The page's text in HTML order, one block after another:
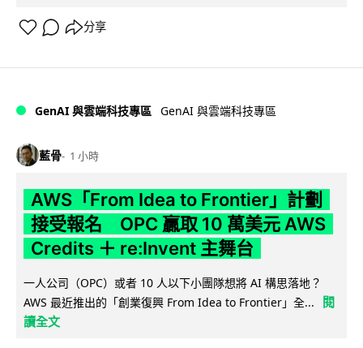
分享
GenAI 與雲端科技專區 GenAI 與雲端科技專區
藍骨 1 小時
AWS「From Idea to Frontier」計劃
接受報名 OPC 贏取 10 萬美元 AWS
Credits ＋ re:Invent 主舞台
一人公司（OPC）或者 10 人以下小團隊想將 AI 構思落地？
AWS 最近推出的「創業復興 From Idea to Frontier」全...
閱
讀全文